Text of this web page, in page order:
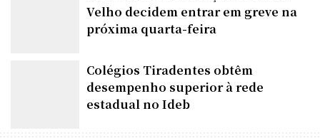
Servidores da educação de Porto
Velho decidem entrar em greve na
Colégios Tiradentes obtêm
desempenho superior à rede